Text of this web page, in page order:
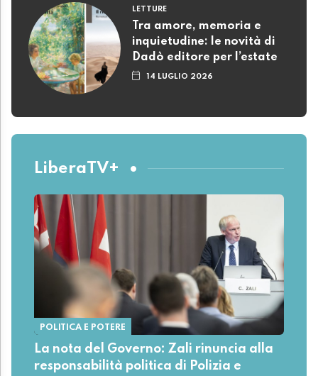
LETTURE
Tra amore, memoria e
inquietudine: le novità di
Dadò editore per l’estate
14 LUGLIO 2026
LiberaTV+
POLITICA E POTERE
La nota del Governo: Zali rinuncia alla
responsabilità politica di Polizia e